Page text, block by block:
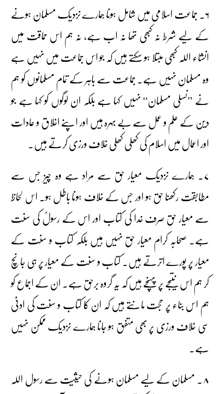
۶۔ جماعت اسلامی میں شامل ہونا ہمارے نزدیک مسلمان ہونے
کے لیے شرط نہ کبھی تھا نہ اب ہے، نہ ہم اس حماقت میں
انشاء اللہ کبھی مبتلا ہو سکتے ہیں کہ جو اس جماعت میں نہیں ہے
وہ مسلمان نہیں ہے۔ جماعت سے باہر کے تمام مسلمانوں کو ہم
نے ’’نسلی مسلمان‘‘ نہیں کہا ہے بلکہ ان لوگوں کو کہا ہے جو
دین کے علم و عمل سے بے بہرہ ہیں اور اپنے اخلاق و عادات
اور اعمال میں اسلام کی کھلی کھلی خلاف ورزی کرتے ہیں۔
۷۔ ہمارے نزدیک معیار حق سے مراد ہے وہ چیز جس سے
مطابقت رکھنا حق ہو اور جس کے خلاف ہونا باطل ہو۔ اس لحاظ
سے معیار حق صرف خدا کی کتاب اور اس کے رسولؐ کی سنت
ہے۔ صحابہ کرام معیار حق نہیں ہیں بلکہ کتاب و سنت کے
معیار پر پورے اترتے ہیں۔ کتاب و سنت کے معیار پر ہی جانچ
کر ہم اس نتیجے پر پہنچے ہیں کہ یہ گروہ برحق ہے۔ ان کے اجماع کو
ہم اس بناء پر حجت مانتے ہیں کہ ان کا کتاب و سنت کی ادنیٰ
سی خلاف ورزی پر بھی متفق ہو جانا ہمارے نزدیک ممکن نہیں
ہے۔
۸۔ مسلمان کے لیے مسلمان ہونے کی حیثیت سے رسول اللہ